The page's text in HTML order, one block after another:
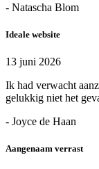
- Natascha Blom
Ideale website
13 juni 2026
Ik had verwacht
gelukkig niet het
- Joyce de Haan
Aangenaam verrast